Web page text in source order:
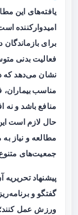
یافته‌های این
امیدوارکننده
برای
فعالیت بدنی
نشان می‌دهد که
مناسب بیماران،
منافع باشد و نه
حال لازم است
مطالعه و نیاز
جمعیت‌های
پیشنهاد
گفتگو و
ورزش عمل کنند؛